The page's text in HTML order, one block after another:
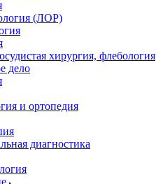
(ЛОР)
хирургия, флебология
дело
и ортопедия
диагностика